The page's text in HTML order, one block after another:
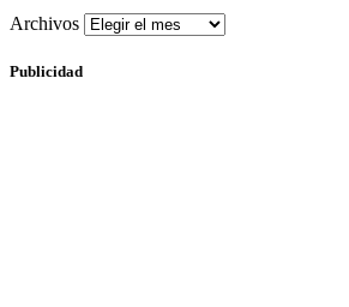
Archivos
Publicidad